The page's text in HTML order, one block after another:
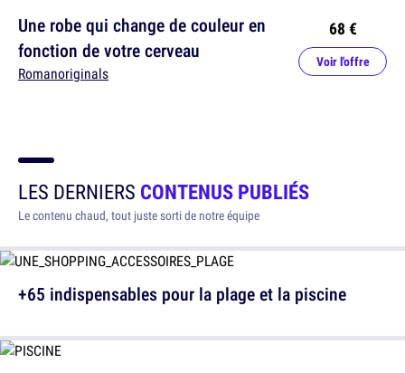
Une robe qui change de couleur en
fonction de votre cerveau
Romanoriginals
68 €
Voir l'offre
LES DERNIERS CONTENUS PUBLIÉS
Le contenu chaud, tout juste sorti de notre équipe
+65 indispensables pour la plage et la piscine